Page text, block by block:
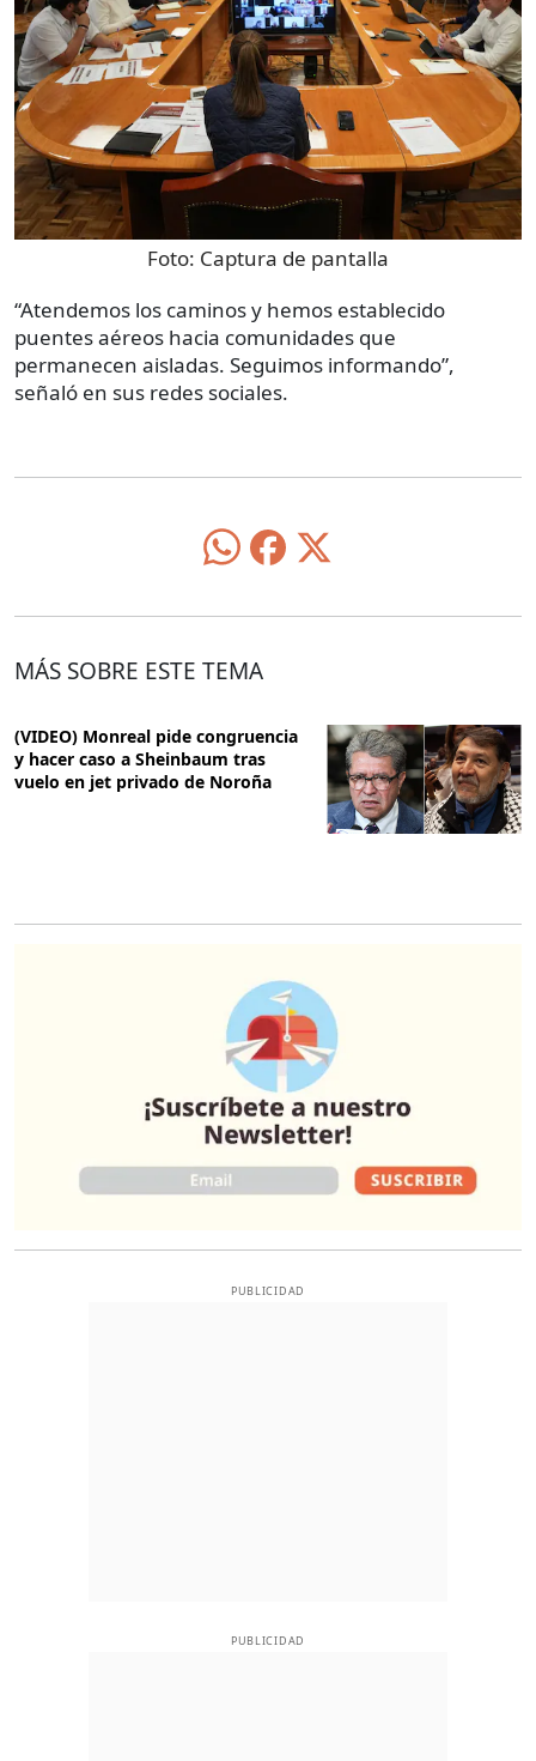
Foto: Captura de pantalla
“Atendemos los caminos y hemos establecido
puentes aéreos hacia comunidades que
permanecen aisladas. Seguimos informando”,
señaló en sus redes sociales.
MÁS SOBRE ESTE TEMA
(VIDEO) Monreal pide congruencia
y hacer caso a Sheinbaum tras
vuelo en jet privado de Noroña
PUBLICIDAD
PUBLICIDAD